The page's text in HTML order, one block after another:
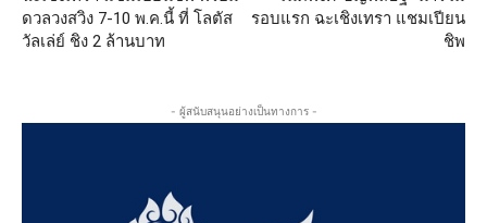
ดวลวงสวิง 7-10 พ.ค.นี้ ที่ โลตัส
วัลเล่ย์ ชิง 2 ล้านบาท
รอบแรก ฉะเชิงเทรา แชมเปียน
ชิพ
- ผู้สนับสนุนอย่างเป็นทางการ -